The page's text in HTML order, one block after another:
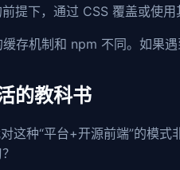
提下，通过 CSS 覆盖或使
存机制和 npm 不同。如果
的教科书
这种“平台+开源前端”的模